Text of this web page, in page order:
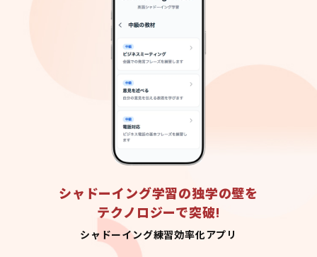
シャドーイング学習の独学の壁を
テクノロジーで突破!
シャドーイング練習効率化アプリ